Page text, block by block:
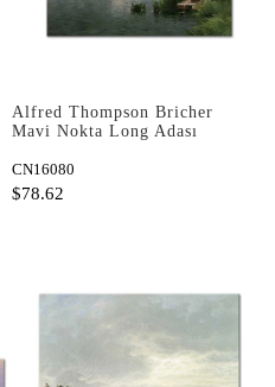
Alfred Thompson Bricher
Mavi Nokta Long Adası
CN16080
$78.62